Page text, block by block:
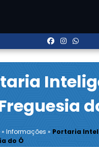
» Informações » Portaria
do Ó